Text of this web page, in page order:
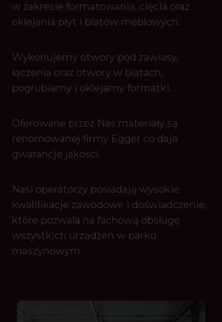
w zakresie formatowania, cięcia oraz
oklejania płyt i blatów meblowych.
Wykonujemy otwory pod zawiasy,
łączenia oraz otwory w blatach,
pogrubiamy i oklejamy formatki.
Oferowane przez Nas materiały są
renomowanej firmy Egger co daje
gwarancje jakości.
Nasi operatorzy posiadają wysokie
kwalifikacje zawodowe i doświadczenie,
które pozwala na fachową obsługę
wszystkich urządzeń w parku
maszynowym.